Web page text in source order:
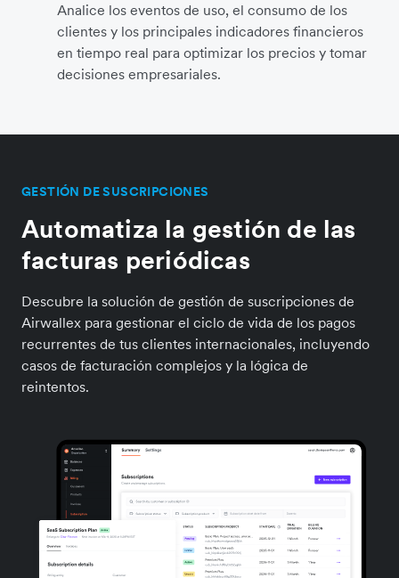
Analice los eventos de uso, el consumo de los
clientes y los principales indicadores financieros
en tiempo real para optimizar los precios y tomar
decisiones empresariales.
GESTIÓN DE SUSCRIPCIONES
Automatiza la gestión de las
facturas periódicas
Descubre la solución de gestión de suscripciones de
Airwallex para gestionar el ciclo de vida de los pagos
recurrentes de tus clientes internacionales, incluyendo
casos de facturación complejos y la lógica de
reintentos.